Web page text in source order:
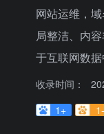
网站运维，
局整洁、内
于互联网数
收录时间：
1+
1-